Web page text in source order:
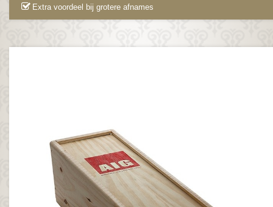
Extra voordeel bij grotere afnames